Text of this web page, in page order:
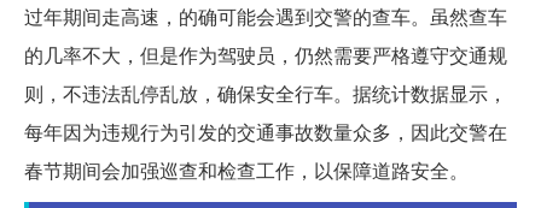
过年期间走高速，的确可能会遇到交警的查车。虽然查车
的几率不大，但是作为驾驶员，仍然需要严格遵守交通规
则，不违法乱停乱放，确保安全行车。据统计数据显示，
每年因为违规行为引发的交通事故数量众多，因此交警在
春节期间会加强巡查和检查工作，以保障道路安全。